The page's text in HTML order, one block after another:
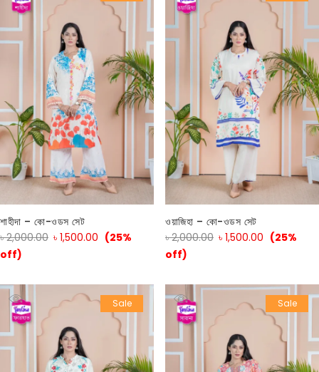
শাহীদা – কো-ওডস সেট
৳2,000.00 ৳ 1,500.00 (25%
off)
ওয়াজিহা – কো-ওডস সেট
৳2,000.00 ৳ 1,500.00 (25%
off)
Sale Sale